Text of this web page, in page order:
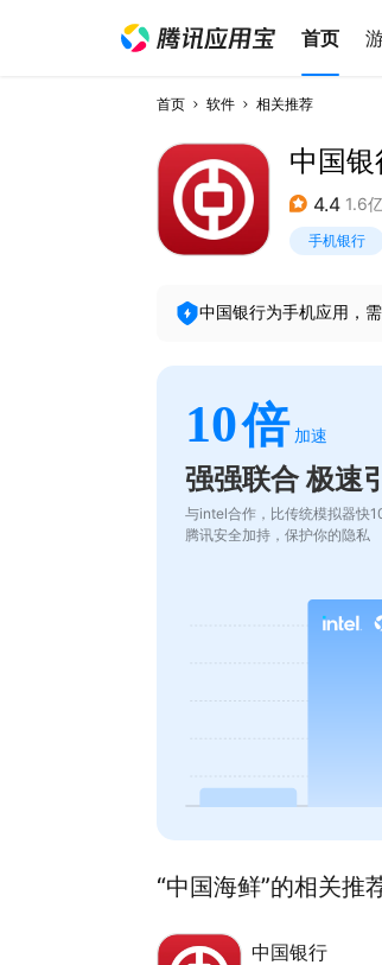
首页
首页 软件 相关推荐
中国银
4.4 1.6
手机银行
中国银行为手机应用，
10倍 加速
强强联合 极速
与intel合作，比传统模拟器快
腾讯安全加持，保护你的隐私
“中国海鲜”的相关推
中国银行